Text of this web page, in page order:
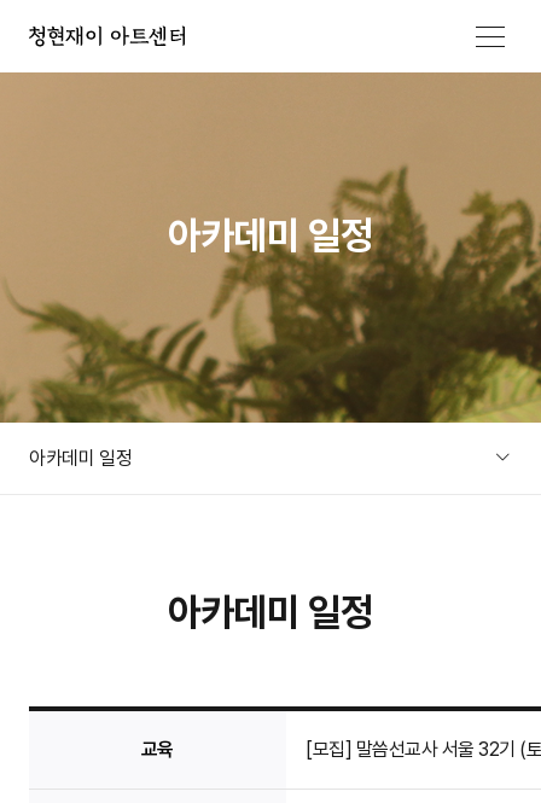
메뉴 열기
아카데미 일정
아카데미 일정
아카데미 일정
교육 [모집] 말씀선교사 서울 32기 (